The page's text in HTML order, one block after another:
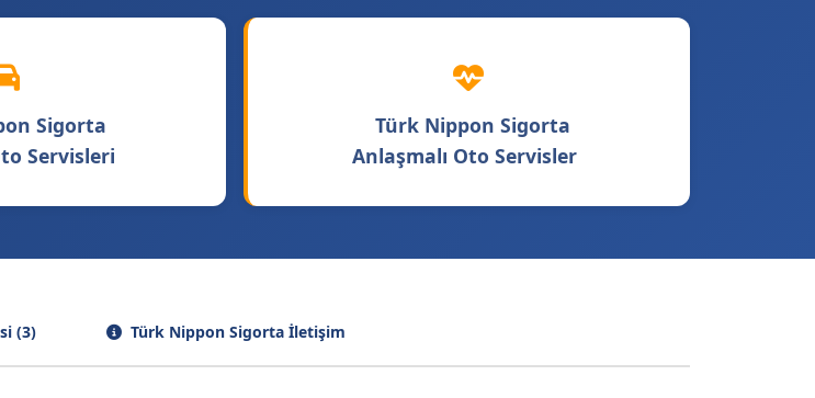
Sigorta
Servisleri
Türk Nippon Sigorta
Anlaşmalı Oto Servisler
(3) Türk Nippon Sigorta İletişim